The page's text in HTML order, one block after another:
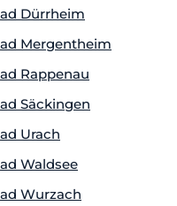
Dürrheim
Mergentheim
Rappenau
Säckingen
Urach
Waldsee
Wurzach